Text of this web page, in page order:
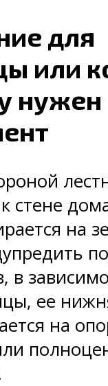
для
или
нужен
стене
на
в
ее
на